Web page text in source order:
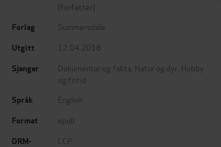
(forfatter)
Forlag Summersdale
Utgitt 12.04.2018
Sjanger Dokumentar og fakta Natur og dyr Hobby
og fritid
Språk English
Format epub
DRM-
LCP